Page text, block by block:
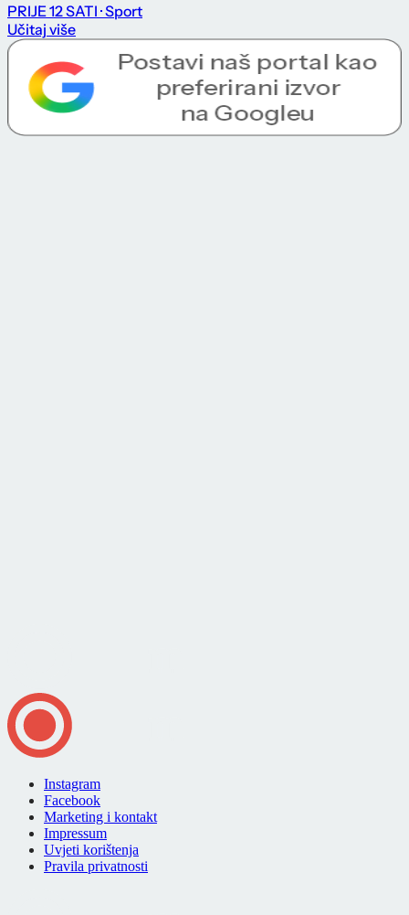
PRIJE 12 SATI · Sport
Učitaj više
Instagram
Facebook
Marketing i kontakt
Impressum
Uvjeti korištenja
Pravila privatnosti